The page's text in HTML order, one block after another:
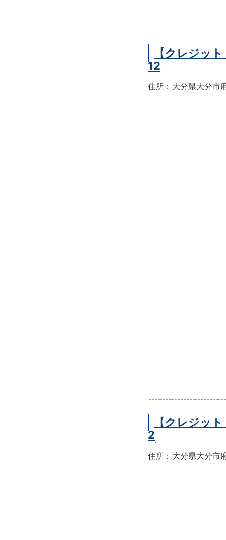
【クレジッ
12
住所：大分県大分市
【クレジッ
2
住所：大分県大分市